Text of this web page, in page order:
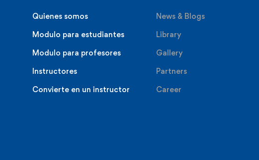
Quienes somos
Modulo para estudiantes
Modulo para profesores
Instructores
Convierte en un instructor
News & Blogs
Library
Gallery
Partners
Career